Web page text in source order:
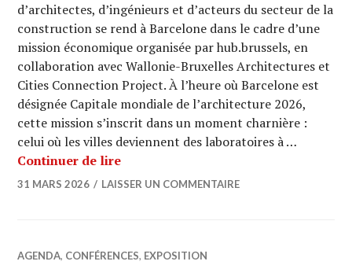
d’architectes, d’ingénieurs et d’acteurs du secteur de la
construction se rend à Barcelone dans le cadre d’une
mission économique organisée par hub.brussels, en
collaboration avec Wallonie-Bruxelles Architectures et
Cities Connection Project. À l’heure où Barcelone est
désignée Capitale mondiale de l’architecture 2026,
cette mission s’inscrit dans un moment charnière :
celui où les villes deviennent des laboratoires à …
Continuer de lireBarcelone 2026 : quand
31 MARS 2026 LAISSER UN COMMENTAIRE
AGENDA, CONFÉRENCES, EXPOSITION